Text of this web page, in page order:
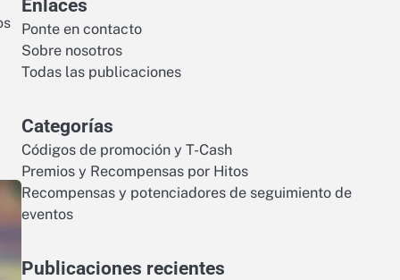
Enlaces
Ponte en contacto
Sobre nosotros
Todas las publicaciones
Categorías
Códigos de promoción y T-Cash
Premios y Recompensas por Hitos
Recompensas y potenciadores de seguimiento de
eventos
Publicaciones recientes